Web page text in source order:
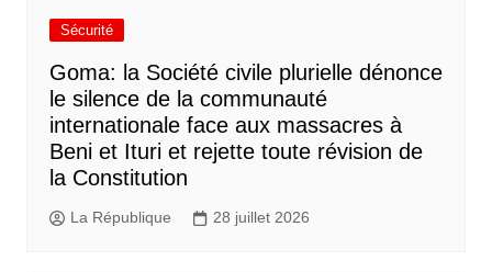
Sécurité
Goma: la Société civile plurielle dénonce
le silence de la communauté
internationale face aux massacres à
Beni et Ituri et rejette toute révision de
la Constitution
La République 28 juillet 2026